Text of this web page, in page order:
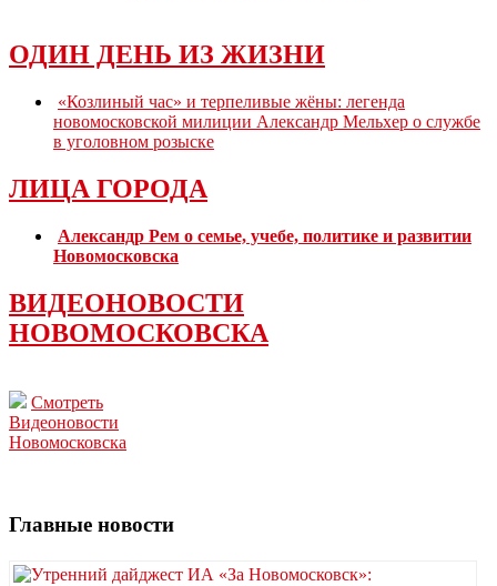
ОДИН ДЕНЬ ИЗ ЖИЗНИ
«Козлиный час» и терпеливые жёны: легенда
новомосковской милиции Александр Мельхер о службе
в уголовном розыске
ЛИЦА ГОРОДА
Александр Рем о семье, учебе, политике и развитии
Новомосковска
ВИДЕОНОВОСТИ
НОВОМОСКОВСКА
Смотреть
Видеоновости
Новомосковска
Главные новости